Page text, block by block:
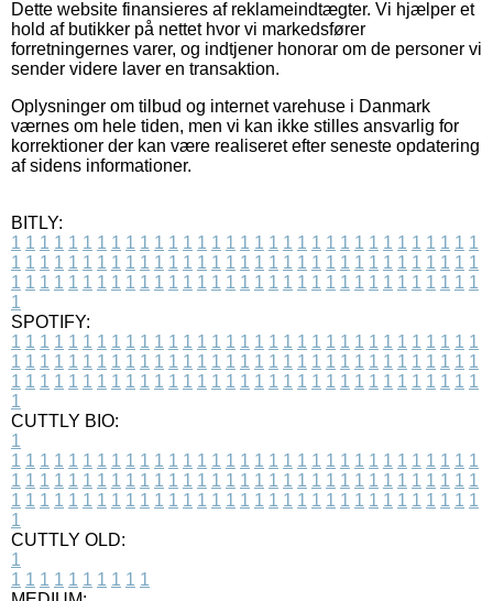
Dette website finansieres af reklameindtægter. Vi hjælper et
hold af butikker på nettet hvor vi markedsfører
forretningernes varer, og indtjener honorar om de personer vi
sender videre laver en transaktion.
Oplysninger om tilbud og internet varehuse i Danmark
værnes om hele tiden, men vi kan ikke stilles ansvarlig for
korrektioner der kan være realiseret efter seneste opdatering
af sidens informationer.
BITLY:
1 1 1 1 1 1 1 1 1 1 1 1 1 1 1 1 1 1 1 1 1 1 1 1 1 1 1 1 1 1 1 1 1
1 1 1 1 1 1 1 1 1 1 1 1 1 1 1 1 1 1 1 1 1 1 1 1 1 1 1 1 1 1 1 1 1
1 1 1 1 1 1 1 1 1 1 1 1 1 1 1 1 1 1 1 1 1 1 1 1 1 1 1 1 1 1 1 1 1
1
SPOTIFY:
1 1 1 1 1 1 1 1 1 1 1 1 1 1 1 1 1 1 1 1 1 1 1 1 1 1 1 1 1 1 1 1 1
1 1 1 1 1 1 1 1 1 1 1 1 1 1 1 1 1 1 1 1 1 1 1 1 1 1 1 1 1 1 1 1 1
1 1 1 1 1 1 1 1 1 1 1 1 1 1 1 1 1 1 1 1 1 1 1 1 1 1 1 1 1 1 1 1 1
1
CUTTLY BIO:
1
1 1 1 1 1 1 1 1 1 1 1 1 1 1 1 1 1 1 1 1 1 1 1 1 1 1 1 1 1 1 1 1 1
1 1 1 1 1 1 1 1 1 1 1 1 1 1 1 1 1 1 1 1 1 1 1 1 1 1 1 1 1 1 1 1 1
1 1 1 1 1 1 1 1 1 1 1 1 1 1 1 1 1 1 1 1 1 1 1 1 1 1 1 1 1 1 1 1 1
1
CUTTLY OLD:
1
1 1 1 1 1 1 1 1 1 1